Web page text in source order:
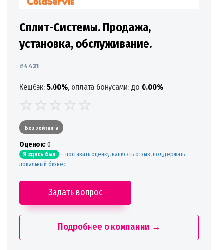
Сплит-Системы. Продажа,
установка, обслуживание.
#4431
Кешбэк: 5.00%, оплата бонусами: до 0.00%
Без рейтинга
Oценок:0
Я здесь был - поставить оценку, написать отзыв, поддержать
локальный бизнес
Задать вопрос
Подробнее о компании →